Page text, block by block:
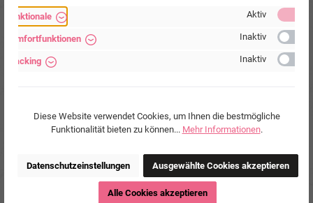
Wehrhainer Lindenstr. 28, 04936
%
Funktionale Aktiv
Komfortfunktionen Inaktiv
Tracking Inaktiv
Diese Website verwendet Cookies, um Ihnen die bestmögliche
Funktionalität bieten zu können... Mehr Informationen.
Datenschutzeinstellungen Ausgewählte Cookies akzeptieren
Alle Cookies akzeptieren